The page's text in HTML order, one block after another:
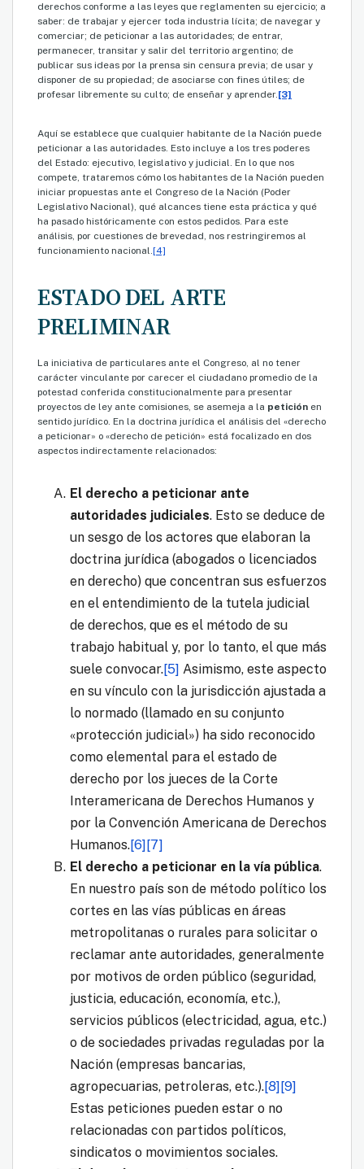
derechos conforme a las leyes que reglamenten su ejercicio; a
saber: de trabajar y ejercer toda industria lícita; de navegar y
comerciar; de peticionar a las autoridades; de entrar,
permanecer, transitar y salir del territorio argentino; de
publicar sus ideas por la prensa sin censura previa; de usar y
disponer de su propiedad; de asociarse con fines útiles; de
profesar libremente su culto; de enseñar y aprender.[3]
Aquí se establece que cualquier habitante de la Nación puede
peticionar a las autoridades. Esto incluye a los tres poderes
del Estado: ejecutivo, legislativo y judicial. En lo que nos
compete, trataremos cómo los habitantes de la Nación pueden
iniciar propuestas ante el Congreso de la Nación (Poder
Legislativo Nacional), qué alcances tiene esta práctica y qué
ha pasado históricamente con estos pedidos. Para este
análisis, por cuestiones de brevedad, nos restringiremos al
funcionamiento nacional.[4]
ESTADO DEL ARTE
PRELIMINAR
La iniciativa de particulares ante el Congreso, al no tener
carácter vinculante por carecer el ciudadano promedio de la
potestad conferida constitucionalmente para presentar
proyectos de ley ante comisiones, se asemeja a la petición en
sentido jurídico. En la doctrina jurídica el análisis del «derecho
a peticionar» o «derecho de petición» está focalizado en dos
aspectos indirectamente relacionados:
El derecho a peticionar ante
autoridades judiciales. Esto se deduce de
un sesgo de los actores que elaboran la
doctrina jurídica (abogados o licenciados
en derecho) que concentran sus esfuerzos
en el entendimiento de la tutela judicial
de derechos, que es el método de su
trabajo habitual y, por lo tanto, el que más
suele convocar.[5] Asimismo, este aspecto
en su vínculo con la jurisdicción ajustada a
lo normado (llamado en su conjunto
«protección judicial») ha sido reconocido
como elemental para el estado de
derecho por los jueces de la Corte
Interamericana de Derechos Humanos y
por la Convención Americana de Derechos
Humanos.[6] [7]
El derecho a peticionar en la vía pública.
En nuestro país son de método político los
cortes en las vías públicas en áreas
metropolitanas o rurales para solicitar o
reclamar ante autoridades, generalmente
por motivos de orden público (seguridad,
justicia, educación, economía, etc.),
servicios públicos (electricidad, agua, etc.)
o de sociedades privadas reguladas por la
Nación (empresas bancarias,
agropecuarias, petroleras, etc.).[8] [9]
Estas peticiones pueden estar o no
relacionadas con partidos políticos,
sindicatos o movimientos sociales.